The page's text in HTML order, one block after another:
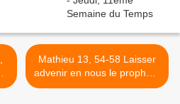
Mathieu 13, 54-58 Laisser
advenir en nous le prophète
>